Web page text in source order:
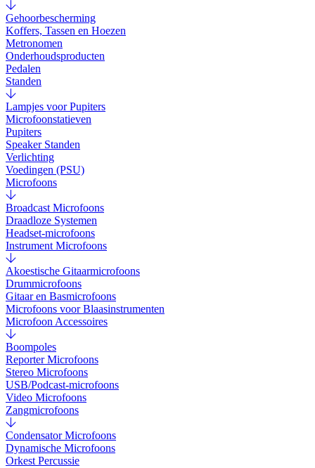
Gehoorbescherming
Koffers, Tassen en Hoezen
Metronomen
Onderhoudsproducten
Pedalen
Standen
Lampjes voor Pupiters
Microfoonstatieven
Pupiters
Speaker Standen
Verlichting
Voedingen (PSU)
Microfoons
Broadcast Microfoons
Draadloze Systemen
Headset-microfoons
Instrument Microfoons
Akoestische Gitaarmicrofoons
Drummicrofoons
Gitaar en Basmicrofoons
Microfoons voor Blaasinstrumenten
Microfoon Accessoires
Boompoles
Reporter Microfoons
Stereo Microfoons
USB/Podcast-microfoons
Video Microfoons
Zangmicrofoons
Condensator Microfoons
Dynamische Microfoons
Orkest Percussie